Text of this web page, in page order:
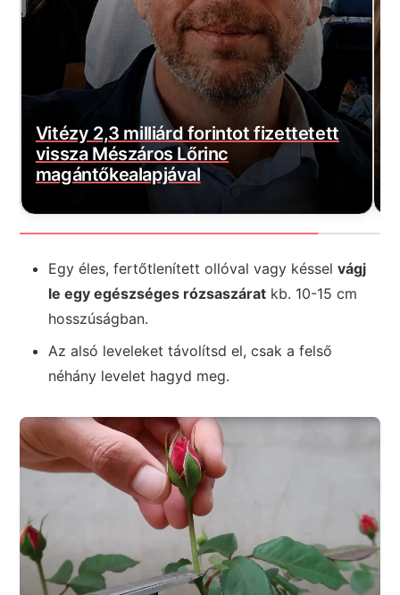
Borbás Marcsi nem hátrál, beperelte
Kocsis Mátét
Egy éles, fertőtlenített ollóval vagy késselvágj
le egy egészséges rózsaszárat kb. 10-15 cm
hosszúságban.
Az alsó leveleket távolítsd el, csak a felső
néhány levelet hagyd meg.